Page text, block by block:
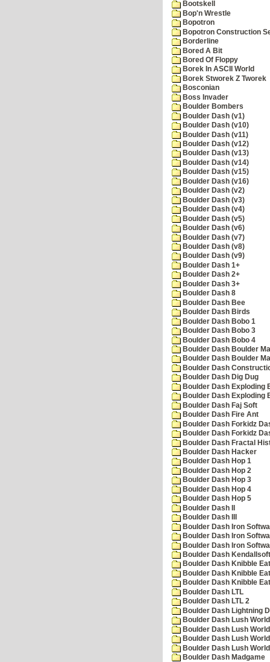
Bootskell
Bop'n Wrestle
Bopotron
Bopotron Construction
Borderline
Bored A Bit
Bored Of Floppy
Borek In ASCII World
Borek Stworek Z Tworek
Bosconian
Boss Invader
Boulder Bombers
Boulder Dash (v1)
Boulder Dash (v10)
Boulder Dash (v11)
Boulder Dash (v12)
Boulder Dash (v13)
Boulder Dash (v14)
Boulder Dash (v15)
Boulder Dash (v16)
Boulder Dash (v2)
Boulder Dash (v3)
Boulder Dash (v4)
Boulder Dash (v5)
Boulder Dash (v6)
Boulder Dash (v7)
Boulder Dash (v8)
Boulder Dash (v9)
Boulder Dash 1+
Boulder Dash 2+
Boulder Dash 3+
Boulder Dash 8
Boulder Dash Bee
Boulder Dash Birds
Boulder Dash Bobo 1
Boulder Dash Bobo 3
Boulder Dash Bobo 4
Boulder Dash Boulder
Boulder Dash Boulder
Boulder Dash
Boulder Dash Dig Dug
Boulder Dash Exploding
Boulder Dash Exploding
Boulder Dash Faj Soft
Boulder Dash Fire Ant
Boulder Dash Forkidz
Boulder Dash Forkidz
Boulder Dash Fractal
Boulder Dash Hacker
Boulder Dash Hop 1
Boulder Dash Hop 2
Boulder Dash Hop 3
Boulder Dash Hop 4
Boulder Dash Hop 5
Boulder Dash II
Boulder Dash III
Boulder Dash Iron
Boulder Dash Iron
Boulder Dash Iron
Boulder Dash
Boulder Dash Knibble
Boulder Dash Knibble
Boulder Dash Knibble
Boulder Dash LTL
Boulder Dash LTL 2
Boulder Dash Lightning
Boulder Dash Lush
Boulder Dash Lush
Boulder Dash Lush
Boulder Dash Lush
Boulder Dash Madgame